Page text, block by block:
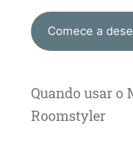
Comece a
Quando usar o
Roomstyler